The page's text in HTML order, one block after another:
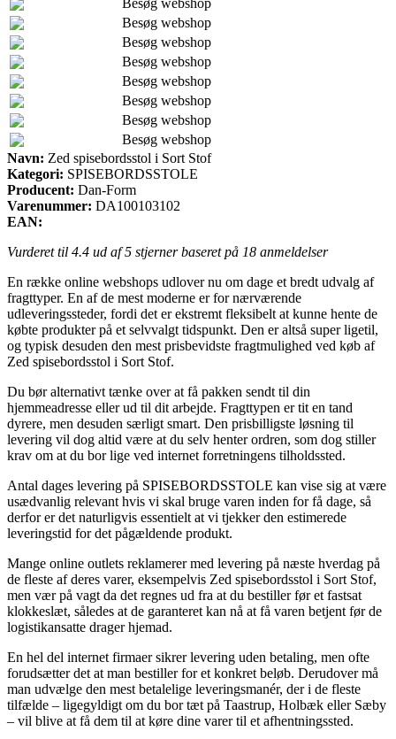
Besøg webshop
Besøg webshop
Besøg webshop
Besøg webshop
Besøg webshop
Besøg webshop
Besøg webshop
Navn: Zed spisebordsstol i Sort Stof
Kategori: SPISEBORDSSTOLE
Producent: Dan-Form
Varenummer: DA100103102
EAN:
Vurderet til 4.4 ud af 5 stjerner baseret på 18 anmeldelser
En række online webshops udlover nu om dage et bredt udvalg af
fragttyper. En af de mest moderne er for nærværende
udleveringssteder, fordi det er ekstremt fleksibelt at kunne hente de
købte produkter på et selvvalgt tidspunkt. Den er altså super ligetil,
og typisk desuden den mest prisbevidste fragtmulighed ved køb af
Zed spisebordsstol i Sort Stof.
Du bør alternativt tænke over at få pakken sendt til din
hjemmeadresse eller ud til dit arbejde. Fragttypen er tit en tand
dyrere, men desuden særligt smart. Den prisbilligste løsning til
levering vil dog altid være at du selv henter ordren, som dog stiller
krav om at du bor lige ved internet forretningens tilholdssted.
Antal dages levering på SPISEBORDSSTOLE kan vise sig at være
usædvanlig relevant hvis vi skal bruge varen inden for få dage, så
derfor er det naturligvis essentielt at vi tjekker den estimerede
leveringstid for det pågældende produkt.
Mange online outlets reklamerer med levering på næste hverdag på
de fleste af deres varer, eksempelvis Zed spisebordsstol i Sort Stof,
men vær på vagt da det regnes ud fra at du bestiller før et fastsat
klokkeslæt, således at de garanteret kan nå at få varen betjent før de
logistikansatte drager hjemad.
En hel del internet firmaer sikrer levering uden betaling, men ofte
forudsætter det at man bestiller for et konkret beløb. Derudover må
man udvælge den mest betalelige leveringsmanér, der i de fleste
tilfælde – ligegyldigt om du bor tæt på Taastrup, Holbæk eller Sæby
– vil blive at få dem til at køre dine varer til et afhentningssted.